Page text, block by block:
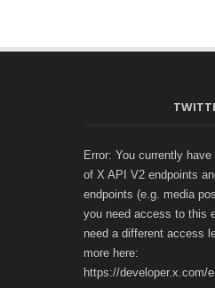
Error: You currently
of X API V2 endpoints
endpoints (e.g. media
you need access to this
need a different access
more here:
https://developer.x.com/